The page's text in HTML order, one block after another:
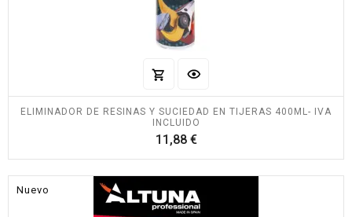
ELIMINADOR DE RESINAS Y SUCIEDAD EN TIJERAS 400ML- IVA
INCLUIDO
11,88 €Precio
Nuevo